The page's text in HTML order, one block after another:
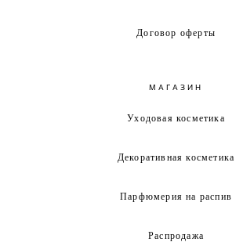
Договор оферты
МАГАЗИН
Уходовая косметика
Декоративная косметика
Парфюмерия на распив
Распродажа